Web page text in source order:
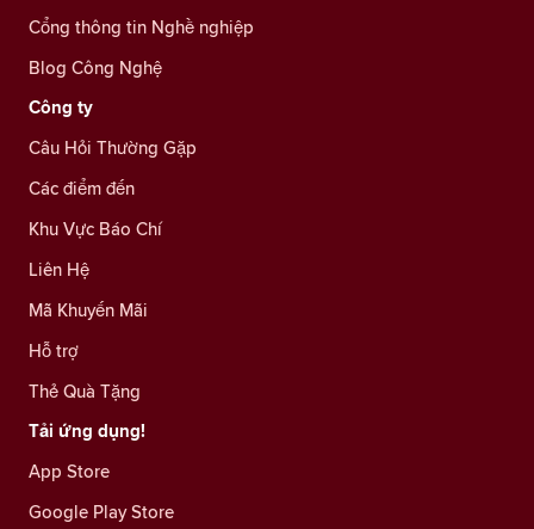
Cổng thông tin Nghề nghiệp
Blog Công Nghệ
Công ty
Câu Hỏi Thường Gặp
Các điểm đến
Khu Vực Báo Chí
Liên Hệ
Mã Khuyến Mãi
Hỗ trợ
Thẻ Quà Tặng
Tải ứng dụng!
App Store
Google Play Store